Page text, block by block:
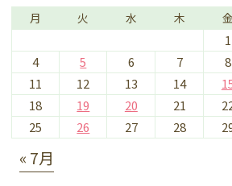
月 火 水 木 金
1
4
5 6 7 8
11
12 13 14
18
19 20 21
25
26 27 28
« 7月